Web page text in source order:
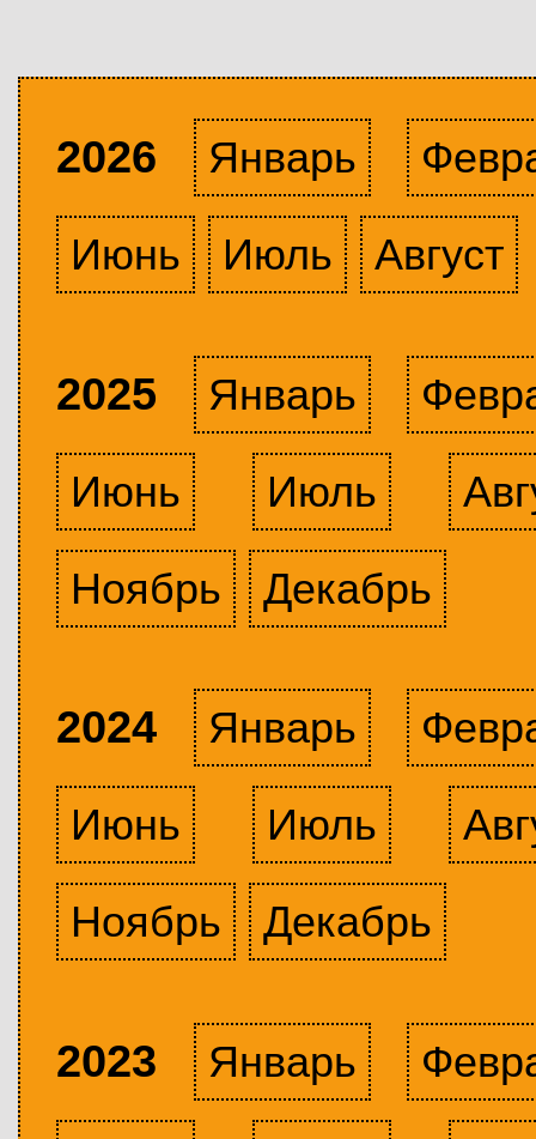
2026 Январь
Июнь
Июль Август
2025 Январь
Июнь
Июль
Ноябрь
Декабрь
2024 Январь
Июнь
Июль
Ноябрь
Декабрь
2023 Январь